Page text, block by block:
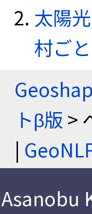
太陽
村ご
トβ版 >
|
Asanobu